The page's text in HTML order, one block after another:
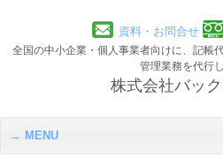
資料・お問合せ
全国の中小企業・個人事業者向けに、記帳
管理業務を代行し
株式会社バッ
MENU